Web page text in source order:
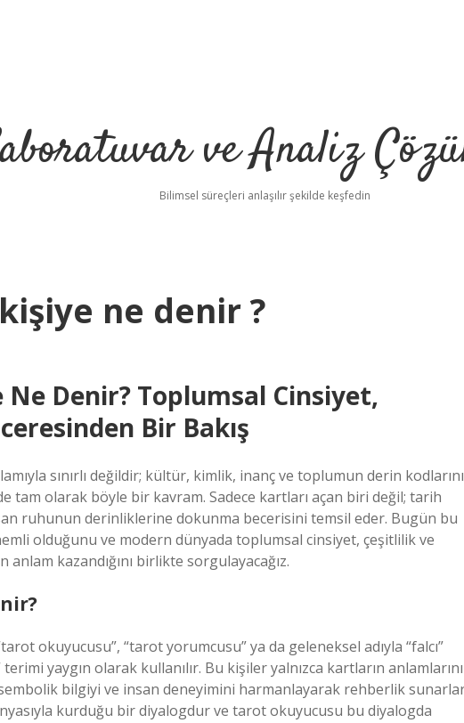
ve Analiz
Bilimsel süreçleri anlaşılır şekilde keşfedin
ne denir ?
Ne Denir? Toplumsal Cinsiyet,
Bir Bakış
sınırlı değildir; kültür, kimlik, inanç ve toplumun derin kodlarını
tam olarak böyle bir kavram. Sadece kartları açan biri değil; tarih
ruhunun derinliklerine dokunma becerisini temsil eder. Bugün bu
olduğunu ve modern dünyada toplumsal cinsiyet, çeşitlilik ve
kazandığını birlikte sorgulayacağız.
okuyucusu”, “tarot yorumcusu” ya da geleneksel adıyla “falcı”
yaygın olarak kullanılır. Bu kişiler yalnızca kartların anlamlarını
bilgiyi ve insan deneyimini harmanlayarak rehberlik
kurduğu bir diyalogdur ve tarot okuyucusu bu diyalogda